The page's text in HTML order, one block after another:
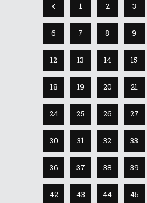
1 2 3
6 7 8 9
12 13 14 15
18 19 20 21
24 25 26 27
30 31 32 33
36 37 38 39
42 43 44 45